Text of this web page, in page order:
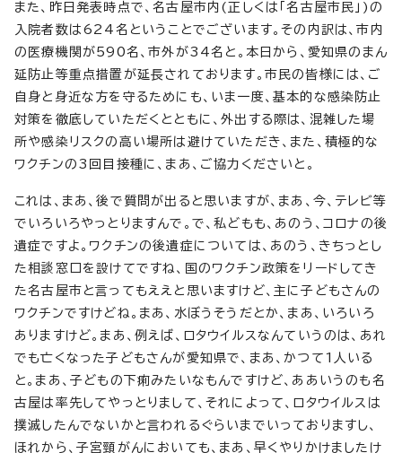
また、昨日発表時点で、名古屋市内(正しくは「名古屋市民」)の
入院者数は624名ということでございます。その内訳は、市内
の医療機関が590名、市外が34名と。本日から、愛知県のまん
延防止等重点措置が延長されております。市民の皆様には、ご
自身と身近な方を守るためにも、いま一度、基本的な感染防止
対策を徹底していただくとともに、外出する際は、混雑した場
所や感染リスクの高い場所は避けていただき、また、積極的な
ワクチンの3回目接種に、まあ、ご協力くださいと。
これは、まあ、後で質問が出ると思いますが、まあ、今、テレビ等
でいろいろやっとりますんで。で、私どもも、あのう、コロナの後
遺症ですよ。ワクチンの後遺症については、あのう、きちっとし
た相談窓口を設けてですね、国のワクチン政策をリードしてき
た名古屋市と言ってもええと思いますけど、主に子どもさんの
ワクチンですけどね。まあ、水ぼうそうだとか、まあ、いろいろ
ありますけど。まあ、例えば、ロタウイルスなんていうのは、あれ
でも亡くなった子どもさんが愛知県で、まあ、かつて1人いる
と。まあ、子どもの下痢みたいなもんですけど、ああいうのも名
古屋は率先してやっとりまして、それによって、ロタウイルスは
撲滅したんでないかと言われるぐらいまでいっておりますし、
ほれから、子宮頸がんにおいても、まあ、早くやりかけましたけ